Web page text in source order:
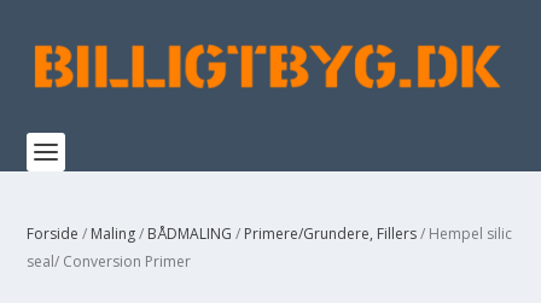
Forside / Maling/ BÅDMALING / Primere/Grundere, Fillers/ Hempel silic
seal/ Conversion Primer